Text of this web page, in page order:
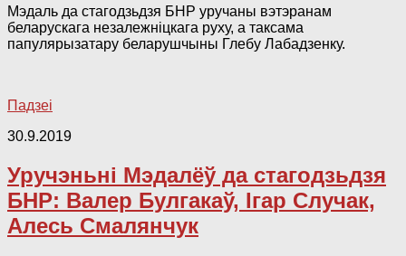
Мэдаль да стагодзьдзя БНР уручаны вэтэранам
беларускага незалежніцкага руху, а таксама
папулярызатару беларушчыны Глебу Лабадзенку.
Падзеі
30.9.2019
Уручэньні Мэдалёў да стагодзьдзя
БНР: Валер Булгакаў, Ігар Случак,
Алесь Смалянчук